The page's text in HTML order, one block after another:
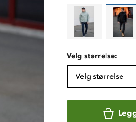
Velg størrelse:
Velg størrelse